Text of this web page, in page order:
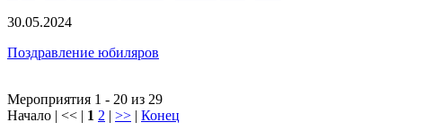
30.05.2024
Поздравление юбиляров
Мероприятия 1 - 20 из 29
Начало | << | 1 2 | >> | Конец